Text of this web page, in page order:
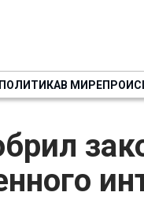
ПОЛИТИКАВ МИРЕ